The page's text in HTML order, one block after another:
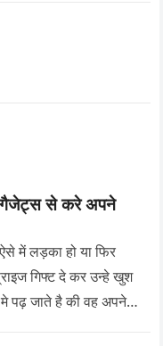
गैजेट्स से करे अपने
में लड़का हो या फिर
गिफ्ट दे कर उन्हे खुश
पढ़ जाते है की वह अपने